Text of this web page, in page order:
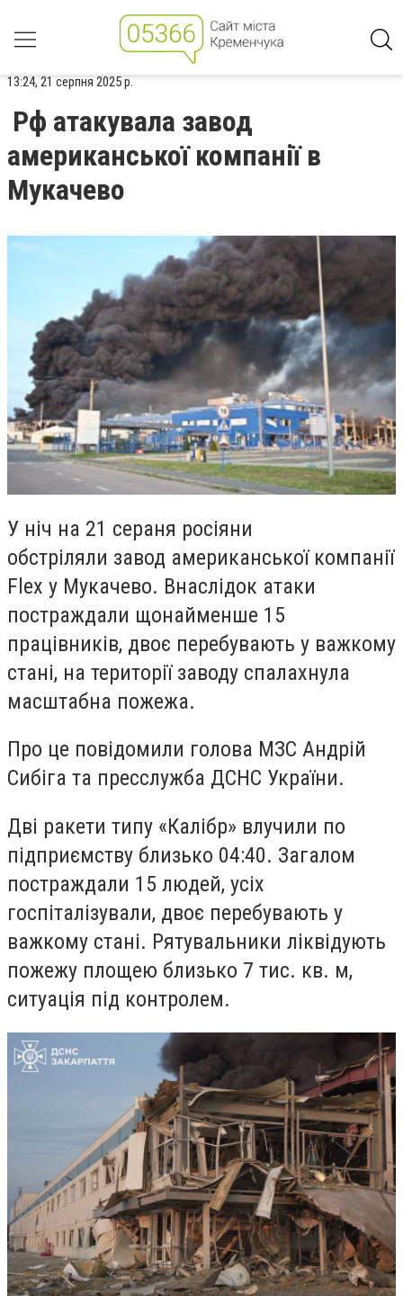
13:24, 21 серпня 2025 р.
Рф атакувала завод
американської компанії в
Мукачево
У ніч на 21 сераня росіяни
обстріляли завод американської компанії
Flex у Мукачево. Внаслідок атаки
постраждали щонайменше 15
працівників, двоє перебувають у важкому
стані, на території заводу спалахнула
масштабна пожежа.
Про це повідомили голова МЗС Андрій
Сибіга та пресслужба ДСНС України.
Дві ракети типу «Калібр» влучили по
підприємству близько 04:40. Загалом
постраждали 15 людей, усіх
госпіталізували, двоє перебувають у
важкому стані. Рятувальники ліквідують
пожежу площею близько 7 тис. кв. м,
ситуація під контролем.